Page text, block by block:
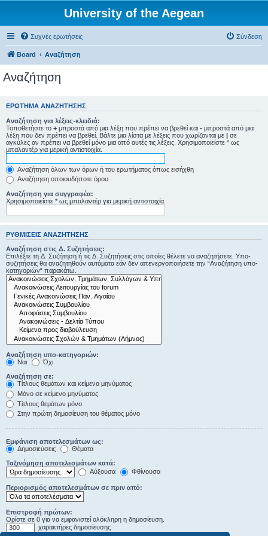
University of the Aegean
Συχνές ερωτήσεις Σύνδεση
Board Αναζήτηση
Αναζήτηση
ΕΡΏΤΗΜΑ ΑΝΑΖΉΤΗΣΗΣ
Αναζήτηση για λέξεις-κλειδιά:
Τοποθετήστε το + μπροστά από μια λέξη που πρέπει να βρεθεί και - μπροστά από μια
λέξη που δεν πρέπει να βρεθεί. Βάλτε μια λίστα με λέξεις που χωρίζονται με | σε
αγκύλες αν πρέπει να βρεθεί μόνο μια από αυτές τις λέξεις. Χρησιμοποιείστε * ως
μπαλαντέρ για μερική αντιστοιχία.
Αναζήτηση όλων των όρων ή του ερωτήματος όπως εισήχθη
Αναζήτηση οποιουδήποτε όρου
Αναζήτηση για συγγραφέα:
Χρησιμοποιείστε * ως μπαλαντέρ για μερική αντιστοιχία.
ΡΥΘΜΊΣΕΙΣ ΑΝΑΖΉΤΗΣΗΣ
Αναζήτηση στις Δ. Συζητήσεις:
Επιλέξτε τη Δ. Συζήτηση ή τις Δ. Συζητήσεις στις οποίες θέλετε να αναζητήσετε. Υπο-
συζητήσεις θα αναζητηθούν αυτόματα εάν δεν απενεργοποιήσετε την “Αναζήτηση υπο-
κατηγοριών“ παρακάτω.
Αναζήτηση υπο-κατηγοριών:
Ναι
Όχι
Αναζήτηση σε:
Τίτλους θεμάτων και κείμενο μηνύματος
Μόνο σε κείμενο μηνύματος
Τίτλους θεμάτων μόνο
Στην πρώτη δημοσίευση του θέματος μόνο
Εμφάνιση αποτελεσμάτων ως:
Δημοσιεύσεις
Θέματα
Ταξινόμηση αποτελεσμάτων κατά:
Αύξουσα
Φθίνουσα
Περιορισμός αποτελεσμάτων σε πριν από:
Επιστροφή πρώτων:
Ορίστε σε 0 για να εμφανιστεί ολόκληρη η δημοσίευση.
χαρακτήρες δημοσίευσης